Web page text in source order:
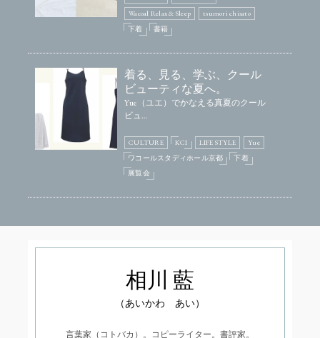
Wacoal Relax & Sleep
tsumori chisato
下着
書籍
着る、見る、学ぶ、クール
ビューティな夏へ。
Yue（ユエ）でかなえる真夏のクール
ビュ…
CULTURE KCI LIFE STYLE
Yue
ワコールスタディホール京都
下着
展覧会
相川 藍
（あいかわ あい）
言葉家（コトバカ）。コピーライター。書評家。